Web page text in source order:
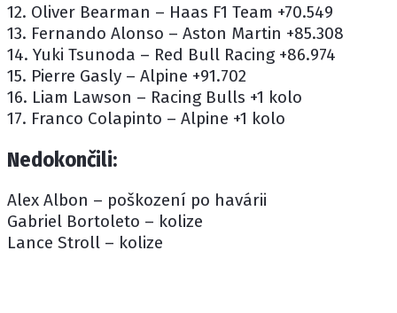
12. Oliver Bearman – Haas F1 Team +70.549
13. Fernando Alonso – Aston Martin +85.308
14. Yuki Tsunoda – Red Bull Racing +86.974
15. Pierre Gasly – Alpine +91.702
16. Liam Lawson – Racing Bulls +1 kolo
17. Franco Colapinto – Alpine +1 kolo
Nedokončili:
Alex Albon – poškození po havárii
Gabriel Bortoleto – kolize
Lance Stroll – kolize